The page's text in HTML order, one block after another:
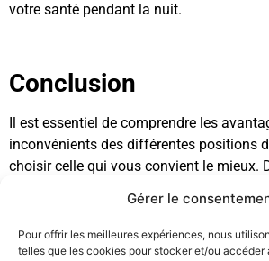
Gérer le
Pour offrir les meilleures expériences, nous
telles que les cookies pour stocker et/ou accéder
votre santé pendant la nuit.
Conclusion
Il est essentiel de comprendre les
inconvénients des différentes positions
choisir celle qui vous convient le mieux.
sur le ventre ou sur le côté présente
des inconvénients spécifiques en termes
et de qualité du sommeil. Prenez le
corps et d’adapter votre position de